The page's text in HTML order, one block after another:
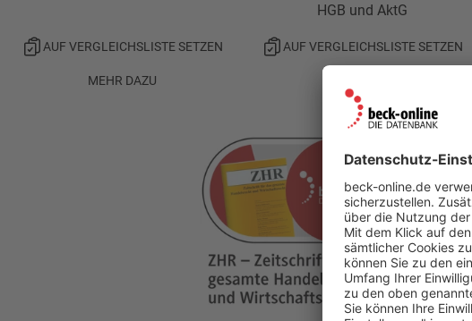
AUF VERGLEICHSLISTE SETZEN
MEHR DAZU
HGB und AktG
AUF VERGLEICHSLISTE SETZEN